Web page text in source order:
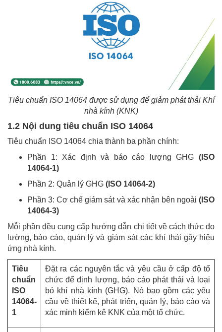
Tiêu chuẩn ISO 14064 được sử dụng để giảm phát thải Khí
nhà kính (KNK)
1.2 Nội dung tiêu chuẩn ISO 14064
Tiêu chuẩn ISO 14064 chia thành ba phần chính:
Phần 1: Xác định và báo cáo lượng GHG (ISO
14064-1)
Phần 2: Quản lý GHG (ISO 14064-2)
Phần 3: Cơ chế giám sát và xác nhận bên ngoài (ISO
14064-3)
Mỗi phần đều cung cấp hướng dẫn chi tiết về cách thức đo
lường, báo cáo, quản lý và giám sát các khí thải gây hiệu
ứng nhà kính.
Tiêu
chuẩn
ISO
14064-
1
Đặt ra các nguyên tắc và yêu cầu ở cấp độ tổ
chức để định lượng, báo cáo phát thải và loại
bỏ khí nhà kính (GHG). Nó bao gồm các yêu
cầu về thiết kế, phát triển, quản lý, báo cáo và
xác minh kiểm kê KNK của một tổ chức.